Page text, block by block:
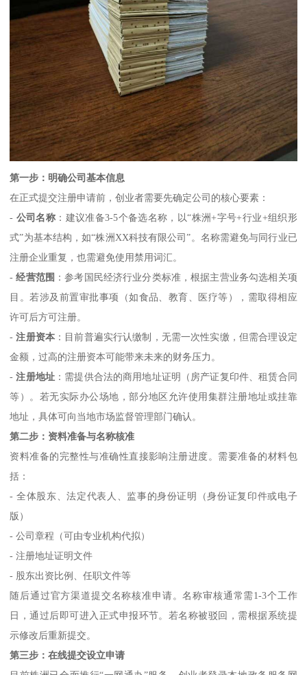
第一步：明确公司基本信息
在正式提交注册申请前，创业者需要先确定公司的核心要素：
- 公司名称 ：建议准备3-5个备选名称，以“株洲+字号+行业+组织形
式”为基本结构，如“株洲XX科技有限公司”。名称需避免与同行业已
注册企业重复，也需避免使用禁用词汇。
-经营范围 ：参考国民经济行业分类标准，根据主营业务勾选相关项
目。若涉及前置审批事项（如食品、教育、医疗等），需取得相应
许可后方可注册。
-注册资本 ：目前普遍实行认缴制，无需一次性实缴，但需合理设定
金额，过高的注册资本可能带来未来的财务压力。
-注册地址 ：需提供合法的商用地址证明（房产证复印件、租赁合同
等）。若无实际办公场地，部分地区允许使用集群注册地址或挂靠
地址，具体可向当地市场监督管理部门确认。
第二步：资料准备与名称核准
资料准备的完整性与准确性直接影响注册进度。需要准备的材料包
括：
- 全体股东、法定代表人、监事的身份证明（身份证复印件或电子
版）
- 公司章程（可由专业机构代拟）
- 注册地址证明文件
- 股东出资比例、任职文件等
随后通过官方渠道提交名称核准申请。名称审核通常需1-3个工作
日，通过后即可进入正式申报环节。若名称被驳回，需根据系统提
示修改后重新提交。
第三步：在线提交设立申请